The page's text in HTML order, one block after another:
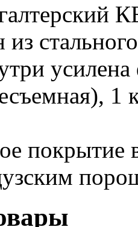
из
1
покрытие